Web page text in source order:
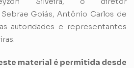
Goiás, Antônio Carlos de
autoridades e representantes
material é permitida desde